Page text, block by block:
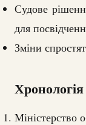
Судове
для
Зміни
Міністерство